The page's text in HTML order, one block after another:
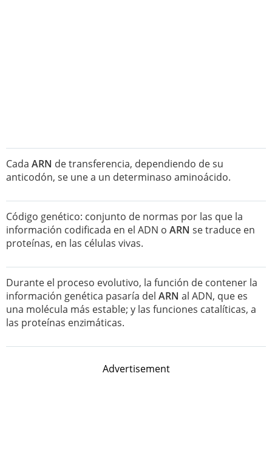
Cada ARN de transferencia, dependiendo de su
anticodón, se une a un determinaso aminoácido.
Código genético: conjunto de normas por las que la
información codificada en el ADN o ARN se traduce en
proteínas, en las células vivas.
Durante el proceso evolutivo, la función de contener la
información genética pasaría del ARN al ADN, que es
una molécula más estable; y las funciones catalíticas, a
las proteínas enzimáticas.
Advertisement